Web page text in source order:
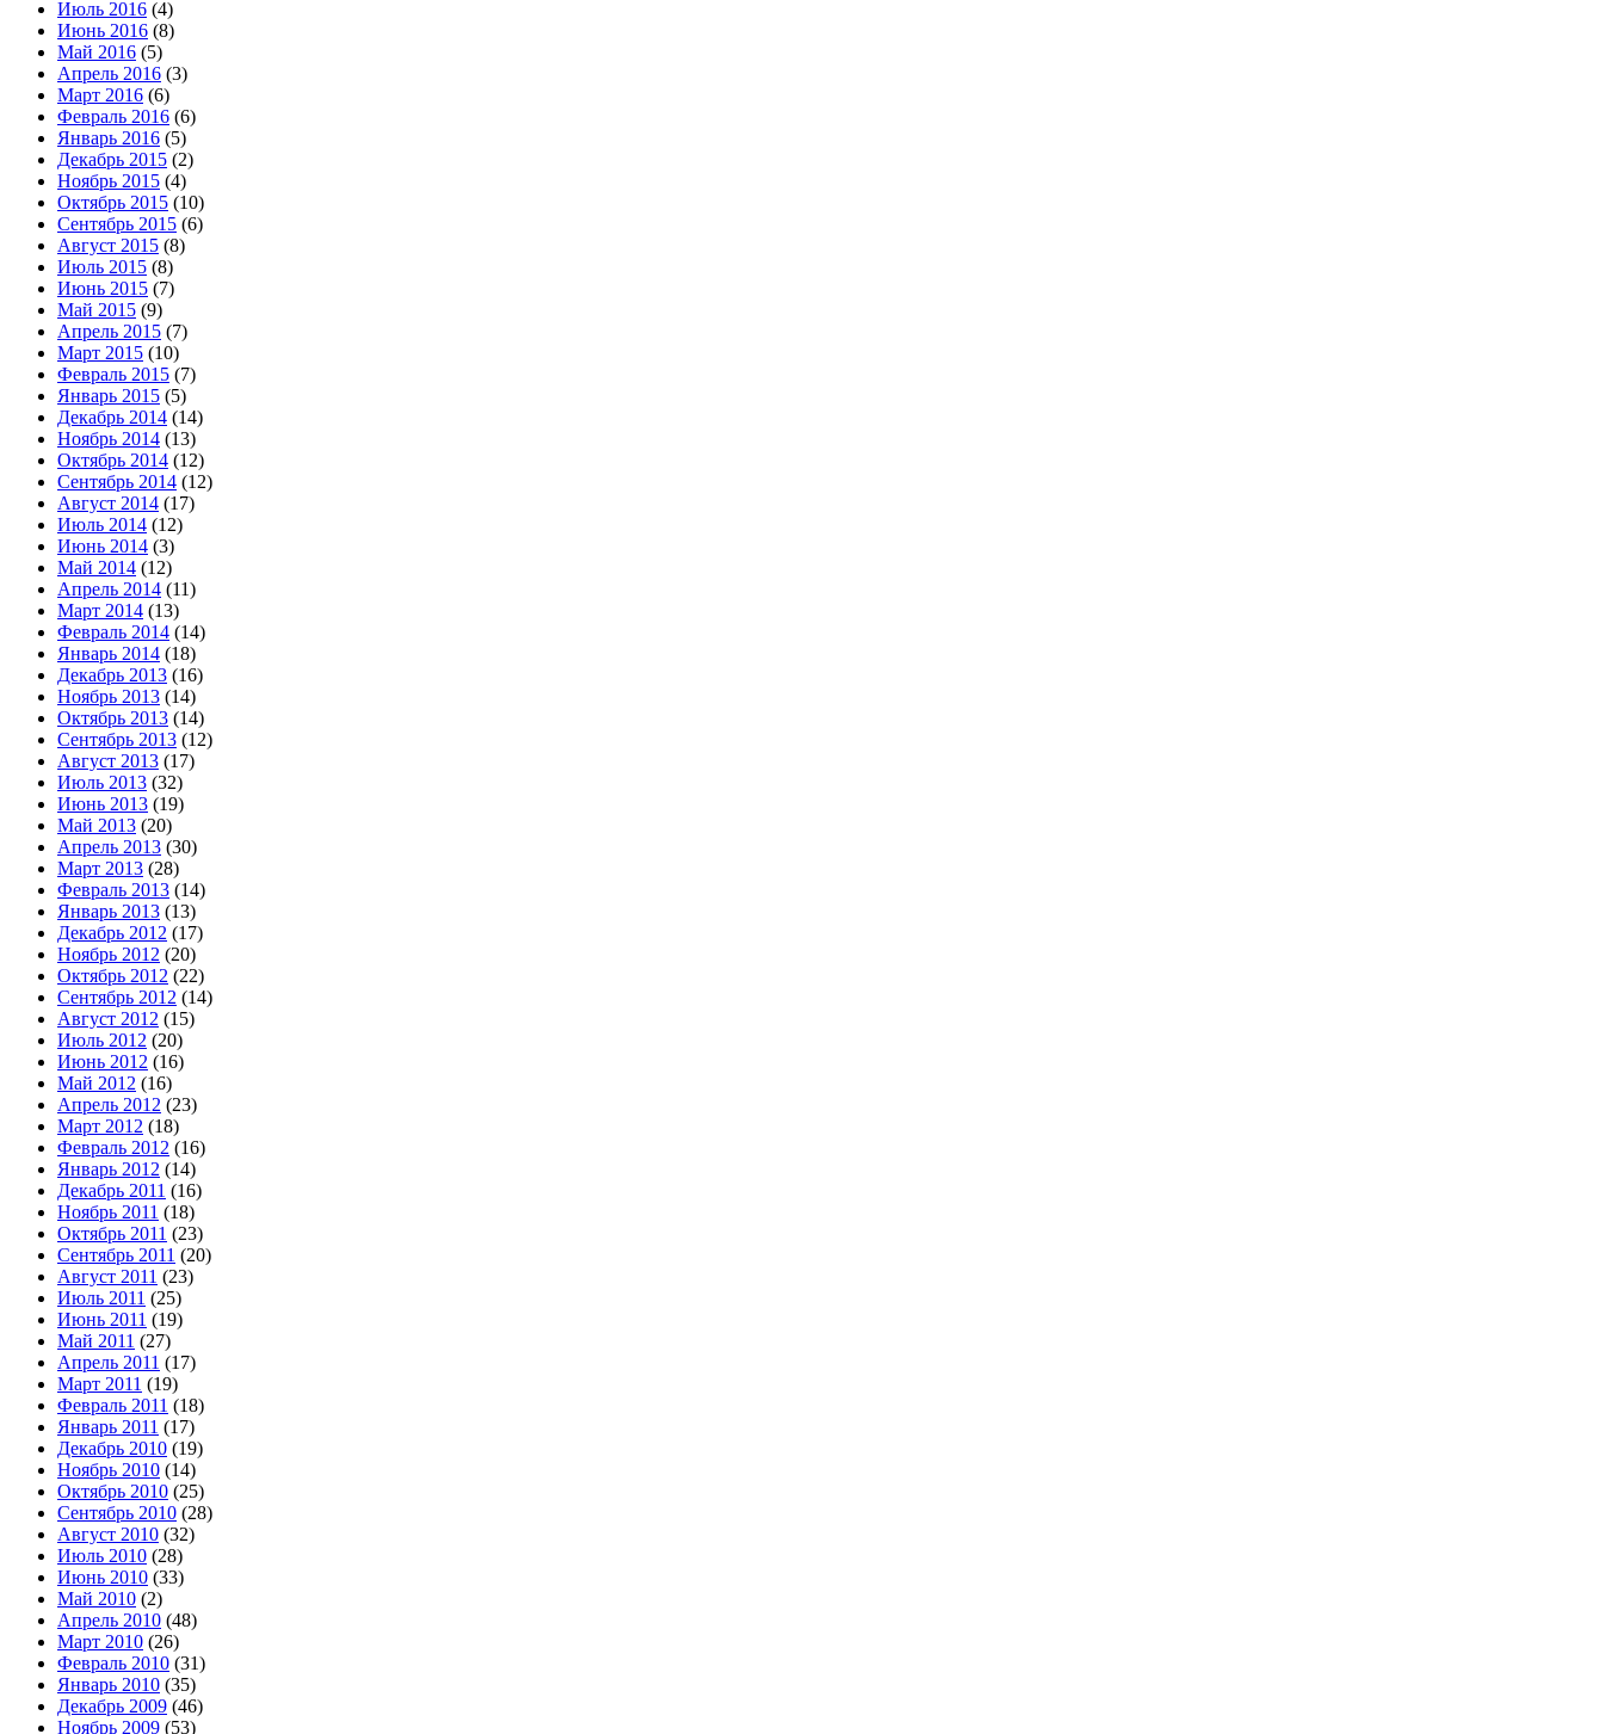
Июль 2016 (4)
Июнь 2016 (8)
Май 2016 (5)
Апрель 2016 (3)
Март 2016 (6)
Февраль 2016 (6)
Январь 2016 (5)
Декабрь 2015 (2)
Ноябрь 2015 (4)
Октябрь 2015 (10)
Сентябрь 2015 (6)
Август 2015 (8)
Июль 2015 (8)
Июнь 2015 (7)
Май 2015 (9)
Апрель 2015 (7)
Март 2015 (10)
Февраль 2015 (7)
Январь 2015 (5)
Декабрь 2014 (14)
Ноябрь 2014 (13)
Октябрь 2014 (12)
Сентябрь 2014 (12)
Август 2014 (17)
Июль 2014 (12)
Июнь 2014 (3)
Май 2014 (12)
Апрель 2014 (11)
Март 2014 (13)
Февраль 2014 (14)
Январь 2014 (18)
Декабрь 2013 (16)
Ноябрь 2013 (14)
Октябрь 2013 (14)
Сентябрь 2013 (12)
Август 2013 (17)
Июль 2013 (32)
Июнь 2013 (19)
Май 2013 (20)
Апрель 2013 (30)
Март 2013 (28)
Февраль 2013 (14)
Январь 2013 (13)
Декабрь 2012 (17)
Ноябрь 2012 (20)
Октябрь 2012 (22)
Сентябрь 2012 (14)
Август 2012 (15)
Июль 2012 (20)
Июнь 2012 (16)
Май 2012 (16)
Апрель 2012 (23)
Март 2012 (18)
Февраль 2012 (16)
Январь 2012 (14)
Декабрь 2011 (16)
Ноябрь 2011 (18)
Октябрь 2011 (23)
Сентябрь 2011 (20)
Август 2011 (23)
Июль 2011 (25)
Июнь 2011 (19)
Май 2011 (27)
Апрель 2011 (17)
Март 2011 (19)
Февраль 2011 (18)
Январь 2011 (17)
Декабрь 2010 (19)
Ноябрь 2010 (14)
Октябрь 2010 (25)
Сентябрь 2010 (28)
Август 2010 (32)
Июль 2010 (28)
Июнь 2010 (33)
Май 2010 (2)
Апрель 2010 (48)
Март 2010 (26)
Февраль 2010 (31)
Январь 2010 (35)
Декабрь 2009 (46)
Ноябрь 2009 (53)